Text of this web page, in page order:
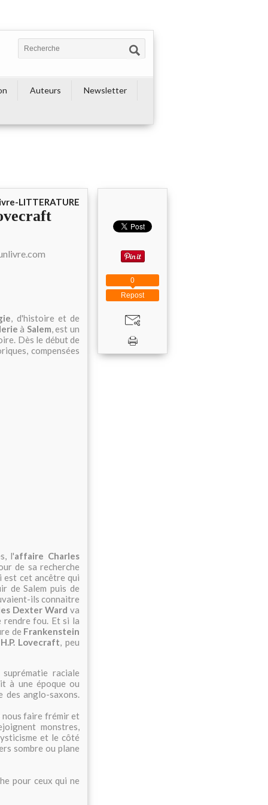
Auteurs
Newsletter
LITTERATURE
, d'histoire et de
à Salem, est un
Dès le début de
compensées
l'affaire Charles
de sa recherche
est cet ancêtre qui
de Salem puis de
ils connaitre
Dexter Ward va
rendre fou. Et si la
de Frankenstein
H.P. Lovecraft, peu
raciale
à une époque ou
anglo-saxons.
nous faire frémir et
monstres,
et le côté
sombre ou plane
pour ceux qui ne
Repost
0